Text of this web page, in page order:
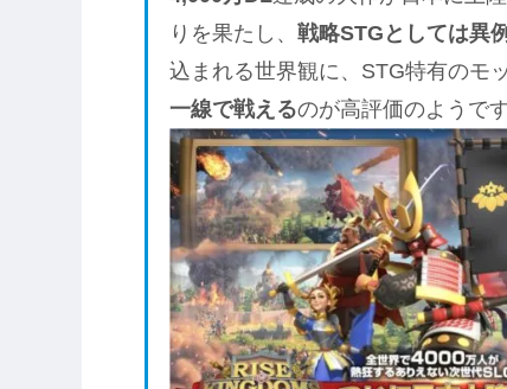
りを果たし、 戦略STGとしては異
込まれる世界観に、STG特有のモ
一線で戦えるのが高評価のようです